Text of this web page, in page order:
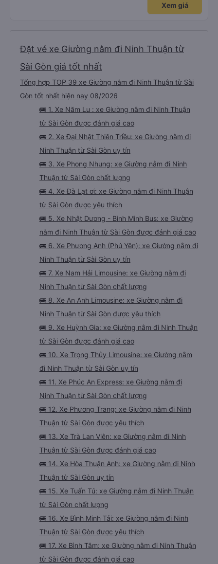
Xem giá
Đặt vé xe Giường nằm đi Ninh Thuận từ
Sài Gòn giá tốt nhất
Tổng hợp TOP 39 xe Giường nằm đi Ninh Thuận từ Sài
Gòn tốt nhất hiện nay 08/2026
🚌 1. Xe Năm Lu : xe Giường nằm đi Ninh Thuận
từ Sài Gòn được đánh giá cao
🚌 2. Xe Đại Nhật Thiên Triều: xe Giường nằm đi
Ninh Thuận từ Sài Gòn uy tín
🚌 3. Xe Phong Nhung: xe Giường nằm đi Ninh
Thuận từ Sài Gòn chất lượng
🚌 4. Xe Đà Lạt ơi: xe Giường nằm đi Ninh Thuận
từ Sài Gòn được yêu thích
🚌 5. Xe Nhật Dương - Bình Minh Bus: xe Giường
nằm đi Ninh Thuận từ Sài Gòn được đánh giá cao
🚌 6. Xe Phương Anh (Phú Yên): xe Giường nằm đi
Ninh Thuận từ Sài Gòn uy tín
🚌 7. Xe Nam Hải Limousine: xe Giường nằm đi
Ninh Thuận từ Sài Gòn chất lượng
🚌 8. Xe An Anh Limousine: xe Giường nằm đi
Ninh Thuận từ Sài Gòn được yêu thích
🚌 9. Xe Huỳnh Gia: xe Giường nằm đi Ninh Thuận
từ Sài Gòn được đánh giá cao
🚌 10. Xe Trọng Thủy Limousine: xe Giường nằm
đi Ninh Thuận từ Sài Gòn uy tín
🚌 11. Xe Phúc An Express: xe Giường nằm đi
Ninh Thuận từ Sài Gòn chất lượng
🚌 12. Xe Phương Trang: xe Giường nằm đi Ninh
Thuận từ Sài Gòn được yêu thích
🚌 13. Xe Trà Lan Viên: xe Giường nằm đi Ninh
Thuận từ Sài Gòn được đánh giá cao
🚌 14. Xe Hòa Thuận Anh: xe Giường nằm đi Ninh
Thuận từ Sài Gòn uy tín
🚌 15. Xe Tuấn Tú: xe Giường nằm đi Ninh Thuận
từ Sài Gòn chất lượng
🚌 16. Xe Bình Minh Tải: xe Giường nằm đi Ninh
Thuận từ Sài Gòn được yêu thích
🚌 17. Xe Bình Tâm: xe Giường nằm đi Ninh Thuận
từ Sài Gòn được đánh giá cao